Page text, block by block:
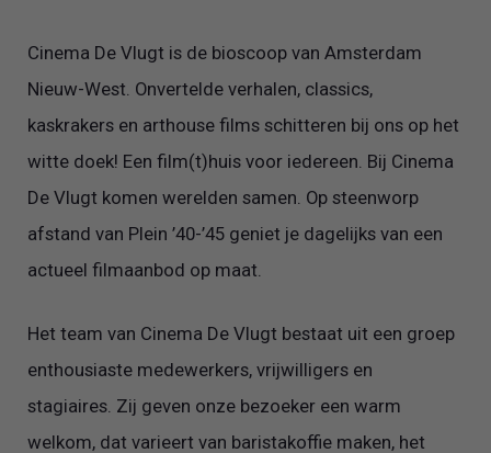
Cinema De Vlugt is de bioscoop van Amsterdam
Nieuw-West. Onvertelde verhalen, classics,
kaskrakers en arthouse films schitteren bij ons op het
witte doek! Een film(t)huis voor iedereen. Bij Cinema
De Vlugt komen werelden samen. Op steenworp
afstand van Plein ’40-’45 geniet je dagelijks van een
actueel filmaanbod op maat.
Het team van Cinema De Vlugt bestaat uit een groep
enthousiaste medewerkers, vrijwilligers en
stagiaires. Zij geven onze bezoeker een warm
welkom, dat varieert van baristakoffie maken, het